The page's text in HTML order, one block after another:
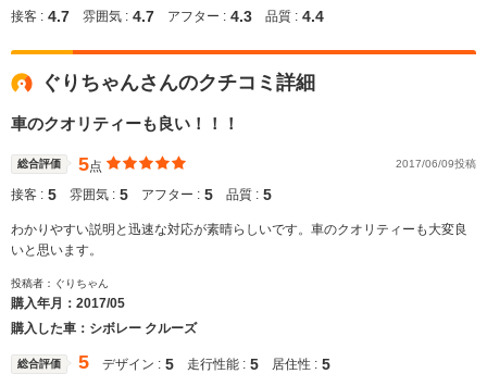
接客 : 4.7 雰囲気 : 4.7 アフター : 4.3 品質 : 4.4
ぐりちゃんさんのクチコミ詳細
車のクオリティーも良い！！！
総合評価 5点 2017/06/09投稿
接客 : 5 雰囲気 : 5 アフター : 5 品質 : 5
わかりやすい説明と迅速な対応が素晴らしいです。車のクオリティーも大変良
いと思います。
投稿者：ぐりちゃん
購入年月： 2017/05
購入した車：シボレー クルーズ
総合評価 5 デザイン : 5 走行性能 : 5 居住性 : 5